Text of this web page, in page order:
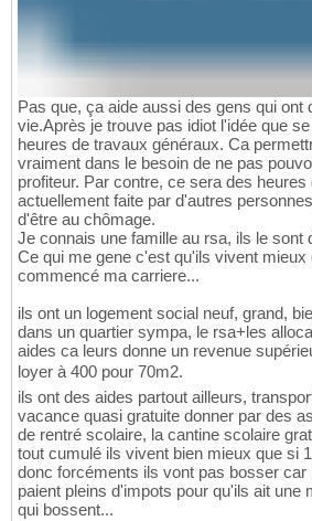
Pas que, ça aide aussi des gens qui ont
vie.Après je trouve pas idiot l'idée que
heures de travaux généraux. Ca
vraiment dans le besoin de ne pas
profiteur. Par contre, ce sera des heures
actuellement faite par d'autres
d'être au chômage.
Je connais une famille au rsa, ils le sont
Ce qui me gene c'est qu'ils vivent mieux
commencé ma carriere...
ils ont un logement social neuf, grand,
dans un quartier sympa, le rsa+les
aides ca leurs donne un revenue
loyer à 400 pour 70m2.
ils ont des aides partout ailleurs,
vacance quasi gratuite donner par des
de rentré scolaire, la cantine scolaire
tout cumulé ils vivent bien mieux que si
donc forcéments ils vont pas bosser
paient pleins d'impots pour qu'ils ait une
qui bossent...